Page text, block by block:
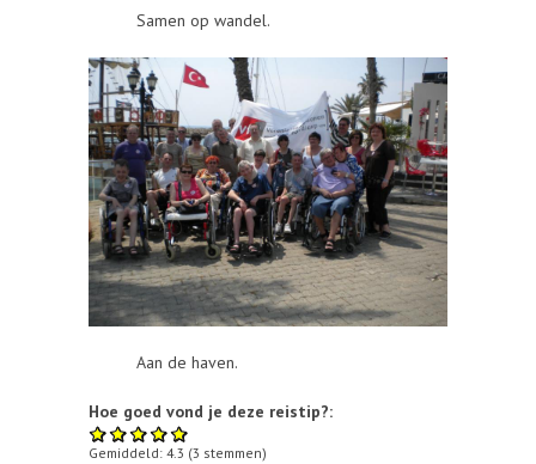
Samen op wandel.
Aan de haven.
Hoe goed vond je deze reistip?:
Gemiddeld: 4.3 (3 stemmen)